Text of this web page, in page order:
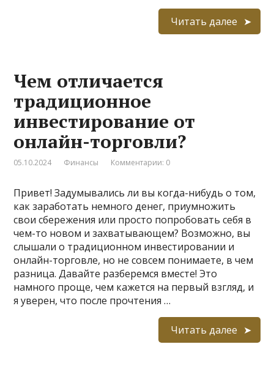
Читать далее
Чем отличается
традиционное
инвестирование от
онлайн-торговли?
05.10.2024 Финансы Комментарии: 0
Привет! Задумывались ли вы когда-нибудь о том,
как заработать немного денег, приумножить
свои сбережения или просто попробовать себя в
чем-то новом и захватывающем? Возможно, вы
слышали о традиционном инвестировании и
онлайн-торговле, но не совсем понимаете, в чем
разница. Давайте разберемся вместе! Это
намного проще, чем кажется на первый взгляд, и
я уверен, что после прочтения …
Читать далее